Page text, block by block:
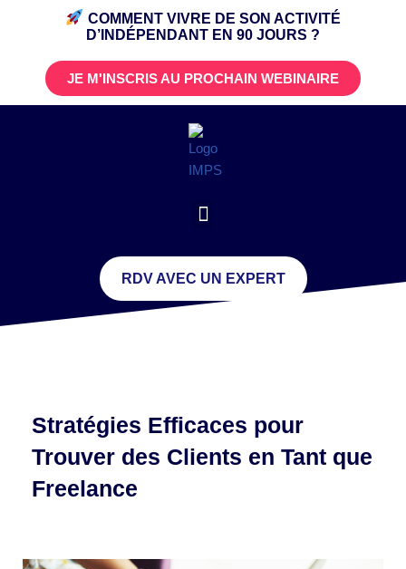
COMMENT VIVRE DE SON ACTIVITÉ
D’INDÉPENDANT EN 90 JOURS ?
JE M'INSCRIS AU PROCHAIN WEBINAIRE
RDV AVEC UN EXPERT
Stratégies Efficaces pour
Trouver des Clients en Tant que
Freelance